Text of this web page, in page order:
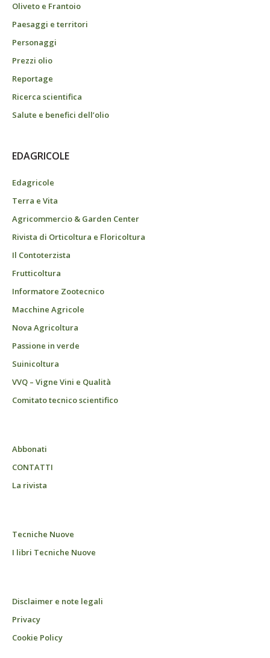
Oliveto e Frantoio
Paesaggi e territori
Personaggi
Prezzi olio
Reportage
Ricerca scientifica
Salute e benefici dell’olio
EDAGRICOLE
Edagricole
Terra e Vita
Agricommercio & Garden Center
Rivista di Orticoltura e Floricoltura
Il Contoterzista
Frutticoltura
Informatore Zootecnico
Macchine Agricole
Nova Agricoltura
Passione in verde
Suinicoltura
VVQ – Vigne Vini e Qualità
Comitato tecnico scientifico
Abbonati
CONTATTI
La rivista
Tecniche Nuove
I libri Tecniche Nuove
Disclaimer e note legali
Privacy
Cookie Policy